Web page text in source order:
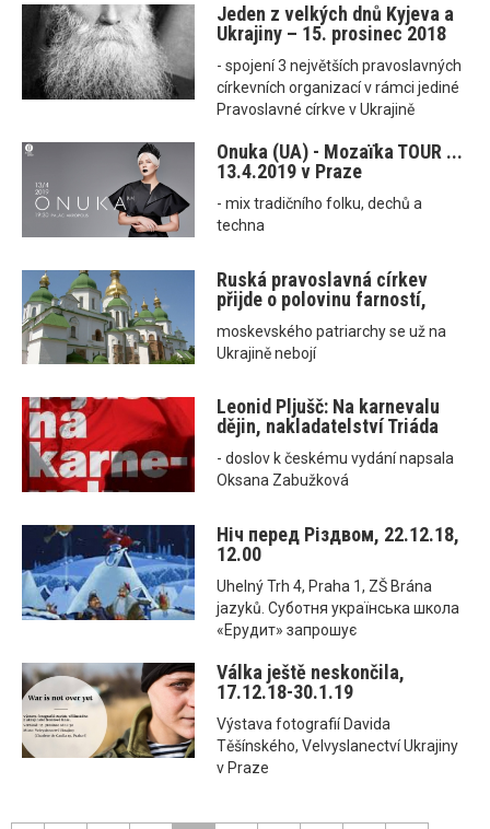
Jeden z velkých dnů Kyjeva a
Ukrajiny – 15. prosinec 2018
- spojení 3 největších pravoslavných
církevních organizací v rámci jediné
Pravoslavné církve v Ukrajině
Onuka (UA) - Mozaїka TOUR ...
13.4.2019 v Praze
- mix tradičního folku, dechů a
techna
Ruská pravoslavná církev
přijde o polovinu farností,
moskevského patriarchy se už na
Ukrajině nebojí
Leonid Pljušč: Na karnevalu
dějin, nakladatelství Triáda
- doslov k českému vydání napsala
Oksana Zabužková
Ніч перед Різдвом, 22.12.18,
12.00
Uhelný Trh 4, Praha 1, ZŠ Brána
jazyků. Суботня українська школа
«Ерудит» запрошує
Válka ještě neskončila,
17.12.18-30.1.19
Výstava fotografií Davida
Těšínského, Velvyslanectví Ukrajiny
v Praze